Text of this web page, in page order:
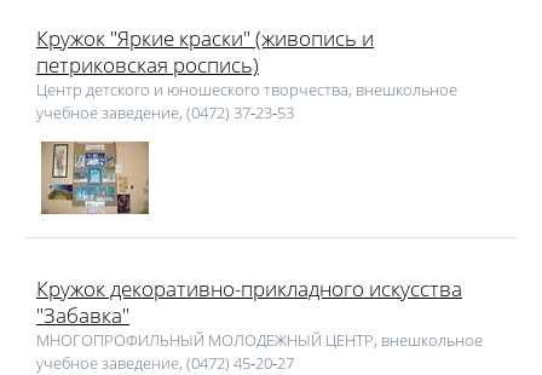
Кружок "Яркие краски" (живопись и
петриковская роспись)
Центр детского и юношеского творчества, внешкольное
учебное заведение, (0472) 37‑23‑53
Кружок декоративно-прикладного искусства
"Забавка"
МНОГОПРОФИЛЬНЫЙ МОЛОДЕЖНЫЙ ЦЕНТР, внешкольное
учебное заведение, (0472) 45‑20‑27